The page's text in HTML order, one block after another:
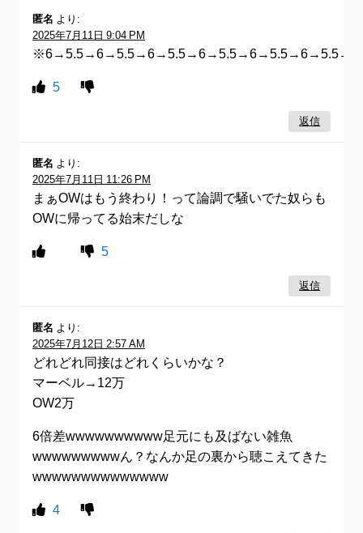
匿名 より:
2025年7月11日 9:04 PM
5
返信
匿名 より:
2025年7月11日 11:26 PM
まぁOWはもう終わり！って論調で騒いでた奴らも
OWに帰ってる始末だしな
5
返信
匿名 より:
2025年7月12日 2:57 AM
どれどれ同接はどれくらいかな？
マーベル→12万
OW2万
6倍差wwwwwwwwww足元にも及ばない雑魚
wwwwwwwwwん？なんか足の裏から聴こえてきた
wwwwwwwwwwwwww
4